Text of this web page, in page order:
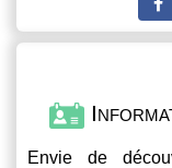
Envie de